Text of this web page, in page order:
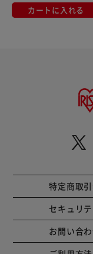
カートに入れる
特定商取
セキュリ
お問い合